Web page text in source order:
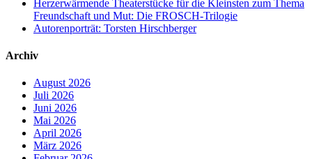
Herzerwärmende Theaterstücke für die Kleinsten zum Thema
Freundschaft und Mut: Die FROSCH-Trilogie
Autorenporträt: Torsten Hirschberger
Archiv
August 2026
Juli 2026
Juni 2026
Mai 2026
April 2026
März 2026